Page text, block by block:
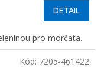
DETAIL
pro morčata.
Kód: 7205-461422